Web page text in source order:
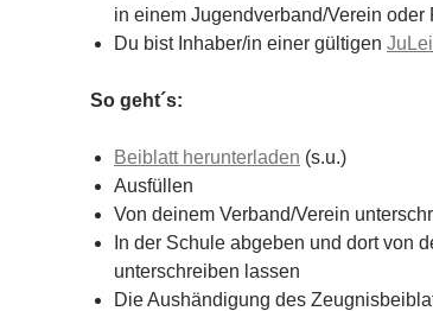
in einem Jugendverband/Verein oder
Du bist Inhaber/in einer gültigen
So geht´s:
Beiblatt herunterladen (s.u.)
Ausfüllen
Von deinem Verband/Verein
In der Schule abgeben und dort von
unterschreiben lassen
Die Aushändigung des